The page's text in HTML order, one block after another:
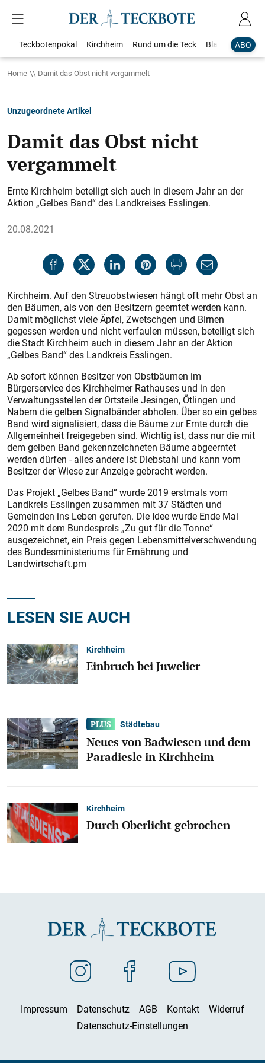
ABO
Teckbotenpokal Kirchheim Rund um die Teck Blaulicht
Home Damit das Obst nicht vergammelt
Unzugeordnete Artikel
Damit das Obst nicht
vergammelt
Ernte Kirchheim beteiligt sich auch in diesem Jahr an der
Aktion „Gelbes Band“ des Landkreises Esslingen.
20.08.2021
Kirchheim. Auf den Streuobstwiesen hängt oft mehr Obst an
den Bäumen, als von den Besitzern geerntet werden kann.
Damit möglichst viele Äpfel, Zwetschgen und Birnen
gegessen werden und nicht verfaulen müssen, beteiligt sich
die Stadt Kirchheim auch in diesem Jahr an der Aktion
„Gelbes Band“ des Landkreis Esslingen.
Ab sofort können Besitzer von Obstbäumen im
Bürgerservice des Kirchheimer Rathauses und in den
Verwaltungsstellen der Ortsteile Jesingen, Ötlingen und
Nabern die gelben Signalbänder abholen. Über so ein gelbes
Band wird signalisiert, dass die Bäume zur Ernte durch die
Allgemeinheit freigegeben sind. Wichtig ist, dass nur die mit
dem gelben Band gekennzeichneten Bäume abgeerntet
werden dürfen - alles andere ist Diebstahl und kann vom
Besitzer der Wiese zur Anzeige gebracht werden.
Das Projekt „Gelbes Band“ wurde 2019 erstmals vom
Landkreis Esslingen zusammen mit 37 Städten und
Gemeinden ins Leben gerufen. Die Idee wurde Ende Mai
2020 mit dem Bundespreis „Zu gut für die Tonne“
ausgezeichnet, ein Preis gegen Lebensmittelverschwendung
des Bundesministeriums für Ernährung und
Landwirtschaft.pm
LESEN SIE AUCH
Kirchheim
Einbruch bei Juwelier
Städtebau
Neues von Badwiesen und dem
Paradiesle in Kirchheim
Kirchheim
Durch Oberlicht gebrochen
Impressum Datenschutz AGB Kontakt
Widerruf
Datenschutz-Einstellungen